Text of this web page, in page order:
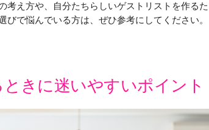
考え方や、自分たちらしいゲストリストを作るた
で悩んでいる方は、ぜひ参考にしてください。
きに迷いやすいポイント